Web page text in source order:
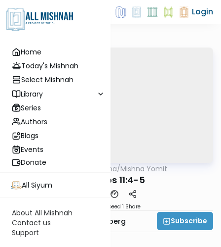
Home
Today's Mishnah
Select Mishnah
Library
Series
Authors
Blogs
Events
Donate
All Siyum
About All Mishnah
Contact us
Support
Login
AllMishna/Mishna Yomit
Shabbos 11:4-5
Speed 1 Share
Rabbi Aaron Greenberg
Subscribe
משנה ד